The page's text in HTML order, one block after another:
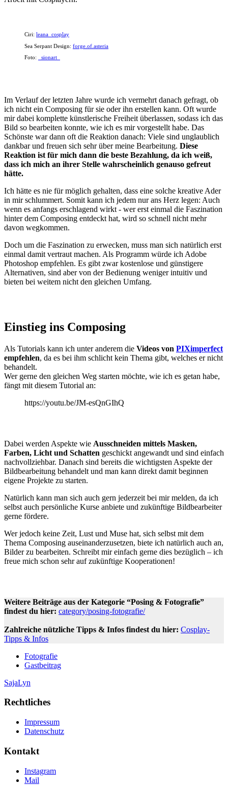
Ciri: leana_cosplay
Sea Serpant Design: forge.of.asteria
Foto:
_sionart_
Im Verlauf der letzten Jahre wurde ich vermehrt danach gefragt, ob
ich nicht ein Composing für sie oder ihn erstellen kann. Oft wurde
mir dabei komplette künstlerische Freiheit überlassen, sodass ich das
Bild so bearbeiten konnte, wie ich es mir vorgestellt habe. Das
Schönste war dann oft die Reaktion danach: Viele sind unglaublich
dankbar und freuen sich sehr über meine Bearbeitung. Diese
Reaktion ist für mich dann die beste Bezahlung, da ich weiß,
dass ich mich an ihrer Stelle wahrscheinlich genauso gefreut
hätte.
Ich hätte es nie für möglich gehalten, dass eine solche kreative Ader
in mir schlummert. Somit kann ich jedem nur ans Herz legen: Auch
wenn es anfangs erschlagend wirkt - wer erst einmal die Faszination
hinter dem Composing entdeckt hat, wird so schnell nicht mehr
davon wegkommen.
Doch um die Faszination zu erwecken, muss man sich natürlich erst
einmal damit vertraut machen. Als Programm würde ich Adobe
Photoshop empfehlen. Es gibt zwar kostenlose und günstigere
Alternativen, sind aber von der Bedienung weniger intuitiv und
bieten bei weitem nicht den gleichen Umfang.
Einstieg ins Composing
Als Tutorials kann ich unter anderem die Videos von PIXimperfect
empfehlen, da es bei ihm schlicht kein Thema gibt, welches er nicht
behandelt.
Wer gerne den gleichen Weg starten möchte, wie ich es getan habe,
fängt mit diesem Tutorial an:
https://youtu.be/JM-esQnGIhQ
Dabei werden Aspekte wie Ausschneiden mittels Masken,
Farben, Licht und Schatten geschickt angewandt und sind einfach
nachvollziehbar. Danach sind bereits die wichtigsten Aspekte der
Bildbearbeitung behandelt und man kann direkt damit beginnen
eigene Projekte zu starten.
Natürlich kann man sich auch gern jederzeit bei mir melden, da ich
selbst auch persönliche Kurse anbiete und zukünftige Bildbearbeiter
gerne fördere.
Wer jedoch keine Zeit, Lust und Muse hat, sich selbst mit dem
Thema Composing auseinanderzusetzen, biete ich natürlich auch an,
Bilder zu bearbeiten. Schreibt mir einfach gerne dies bezüglich – ich
freue mich schon sehr auf zukünftige Kooperationen!
Weitere Beiträge aus der Kategorie “Posing & Fotografie”
findest du hier: category/posing-fotografie/
Zahlreiche nützliche Tipps & Infos findest du hier: Cosplay-
Tipps & Infos
Fotografie
Gastbeitrag
SajaLyn
Rechtliches
Impressum
Datenschutz
Kontakt
Instagram
Mail